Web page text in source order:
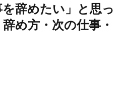
辞めたい」と思っ
め方・次の仕事・